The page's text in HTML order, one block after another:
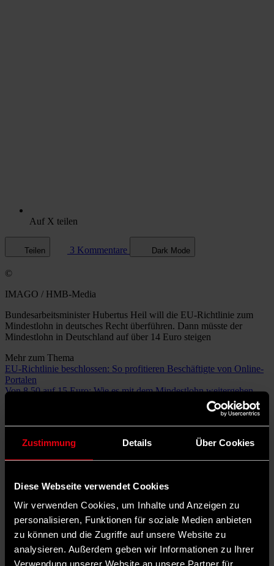
Zustimmung Details Über Cookies
Diese Webseite verwendet Cookies
Wir verwenden Cookies, um Inhalte und Anzeigen zu
personalisieren, Funktionen für soziale Medien anbieten
zu können und die Zugriffe auf unsere Website zu
analysieren. Außerdem geben wir Informationen zu Ihrer
Verwendung unserer Website an unsere Partner für
Auf X teilen
Teilen 3 Kommentare Dark Mode
©
IMAGO / HMB-Media
Bundesarbeitsminister Hubertus Heil will die EU-Richtlinie zum
Mindestlohn in deutsches Recht überführen. Dann müsste der
Mindestlohn in Deutschland auf über 14 Euro steigen
Mehr zum Thema
EU-Richtlinie beschlossen: So profitieren Beschäftigte von Online-
Portalen
Von 8,50 auf 15 Euro: Wie es mit dem Mindestlohn weitergehen
nicht zufrieden waren, haben sie im vergangenen Jahr mehr als
die über die Höhe der Lohnuntergrenze in Deutschland entscheidet.
Und auch die
SPD-Vorsitzenden Saskia Esken und Lars Klingbeil
forderten mehrfach eine deutliche Erhöhung des Mindestlohns, der
im kommenden Jahr lediglich um weitere 0,41 Cent auf dann 12,82
Euro steigen soll. Zum Vergleich: Scholz sprach im Frühjahr dieses
Jahres im Nachrichtenmagazin „Stern“ von einem schrittweisen
Anheben auf zunächst 14 Euro, dann auf 15 Euro.